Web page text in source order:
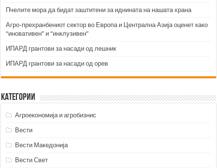
Пчелите мора да бидат заштитени за иднината на нашата храна
Агро-прехранбениот сектор во Европа и Централна Азија оценет како
“иновативен” и “инклузивен”
ИПАРД грантови за насади од лешник
ИПАРД грантови за насади од орев
Категории
Агроекономија и агробизнис
Вести
Вести Македонија
Вести Свет